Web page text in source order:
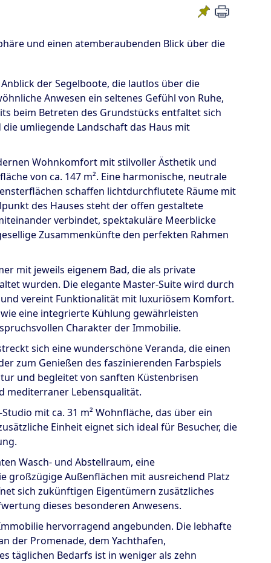
und einen atemberaubenden Blick über die
der Segelboote, die lautlos über die
Anwesen ein seltenes Gefühl von Ruhe,
beim Betreten des Grundstücks entfaltet sich
umliegende Landschaft das Haus mit
Wohnkomfort mit stilvoller Ästhetik und
von ca. 147 m². Eine harmonische, neutrale
schaffen lichtdurchflutete Räume mit
des Hauses steht der offen gestaltete
verbindet, spektakuläre Meerblicke
Zusammenkünfte den perfekten Rahmen
mit jeweils eigenem Bad, die als private
wurden. Die elegante Master-Suite wird durch
vereint Funktionalität mit luxuriösem Komfort.
eine integrierte Kühlung gewährleisten
Charakter der Immobilie.
sich eine wunderschöne Veranda, die einen
zum Genießen des faszinierenden Farbspiels
und begleitet von sanften Küstenbrisen
mediterraner Lebensqualität.
mit ca. 31 m² Wohnfläche, das über ein
Einheit eignet sich ideal für Besucher, die
Wasch- und Abstellraum, eine
großzügige Außenflächen mit ausreichend Platz
sich zukünftigen Eigentümern zusätzliches
dieses besonderen Anwesens.
hervorragend angebunden. Die lebhafte
der Promenade, dem Yachthafen,
täglichen Bedarfs ist in weniger als zehn